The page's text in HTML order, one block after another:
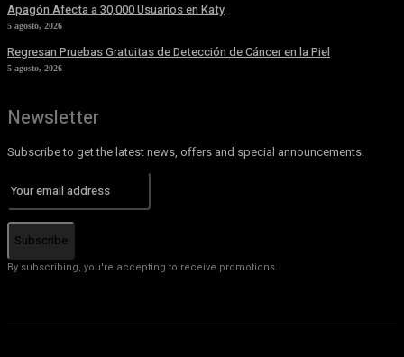
Apagón Afecta a 30,000 Usuarios en Katy
5 agosto, 2026
Regresan Pruebas Gratuitas de Detección de Cáncer en la Piel
5 agosto, 2026
Newsletter
Subscribe to get the latest news, offers and special announcements.
Subscribe
By subscribing, you're accepting to receive promotions.